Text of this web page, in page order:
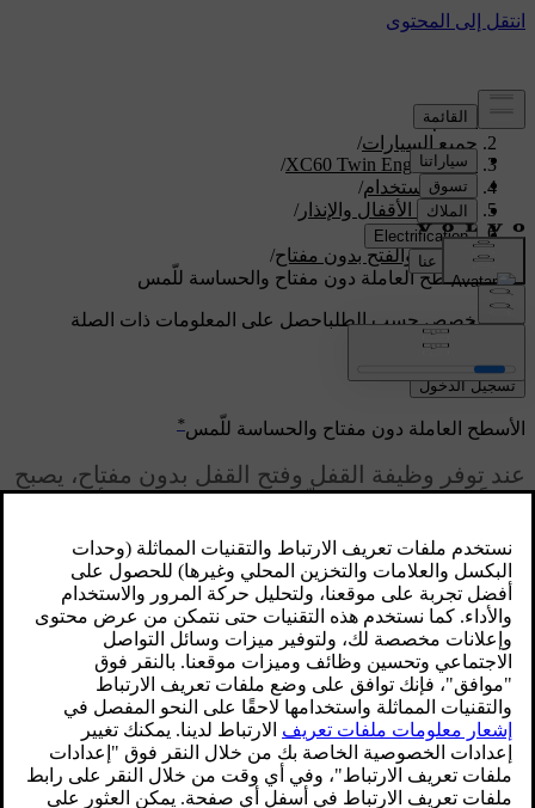
الدعم/
جميع السيارات/
XC60 Twin Engine 2020
/
دليل الاستخدام/
المفتاح، الأقفال والإنذار/
القفل والفتح/
القفل والفتح بدون مفتاح/
الأسطح العاملة دون مفتاح والحساسة للّمس
دعم مخصص حسب الطلباحصل على المعلومات ذات الصلة
بسيارتك الخاصة.
تسجيل الدخول
محدّث ١٩‏/٠٣‏/٢٠٢٠
الأسطح العاملة دون مفتاح والحساسة للّمس*
عند توفر وظيفة القفل وفتح القفل بدون مفتاح، يصبح
كافياً وجود مفتاح التحكّم عن بُعد في الجيب أو
اللمس على السطح الحساس للمس على مقبض
الباب.
الأسطح الحساسة للمس
مقبض الباب
مقابض الباب الخارجية تحتوي على مكان للقفل، بينما من الداخل
يوجد سطح حساس للمس يُستخدم لإلغاء القفل.